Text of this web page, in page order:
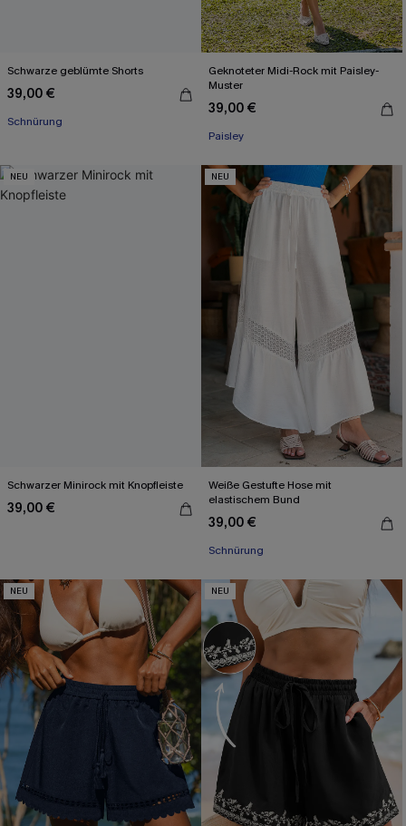
Schwarze geblümte Shorts
39,00 €
Schnürung
Geknoteter Midi-Rock mit Paisley-
Muster
39,00 €
Paisley
NEU
Schwarzer Minirock mit Knopfleiste
39,00 €
NEU
Weiße Gestufte Hose mit
elastischem Bund
39,00 €
Schnürung
NEU NEU